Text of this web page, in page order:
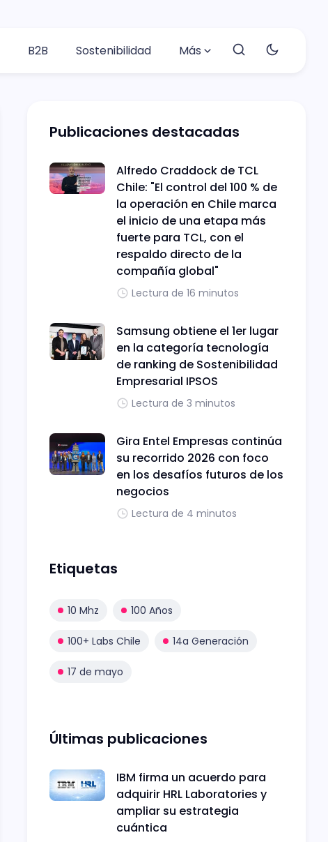
B2B Sostenibilidad Más
Publicaciones destacadas
Alfredo Craddock de TCL
Chile: "El control del 100 % de
la operación en Chile marca
el inicio de una etapa más
fuerte para TCL, con el
respaldo directo de la
compañía global"
Lectura de 16 minutos
Samsung obtiene el 1er lugar
en la categoría tecnología
de ranking de Sostenibilidad
Empresarial IPSOS
Lectura de 3 minutos
Gira Entel Empresas continúa
su recorrido 2026 con foco
en los desafíos futuros de los
negocios
Lectura de 4 minutos
Etiquetas
10 Mhz 100 Años
100+ Labs Chile 14a Generación
17 de mayo
Últimas publicaciones
IBM firma un acuerdo para
adquirir HRL Laboratories y
ampliar su estrategia
cuántica